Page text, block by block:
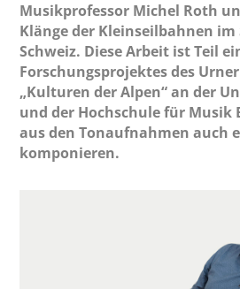
Musikprofessor Michel Roth
Klänge der Kleinseilbahnen
Schweiz. Diese Arbeit ist Teil
Forschungsprojektes des
„Kulturen der Alpen“ an der
und der Hochschule für Musik
aus den Tonaufnahmen auch
komponieren.